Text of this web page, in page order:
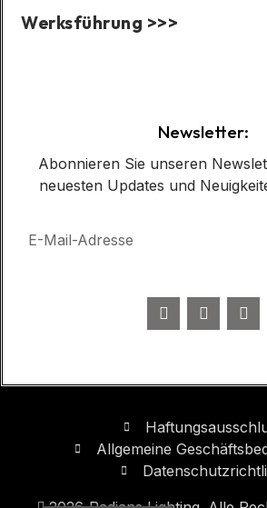
Werksführung >>>
Newsletter:
Abonnieren Sie unseren
neuesten Updates und
Allgemeine